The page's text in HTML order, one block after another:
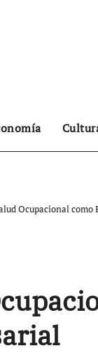
Ocupacional